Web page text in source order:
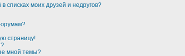
списках моих друзей и недругов?
страницу!
мной темы?